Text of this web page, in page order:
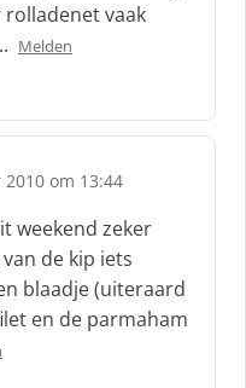
vaak
Melden
om 13:44
weekend zeker
de kip iets
blaadje (uiteraard
en de parmaham